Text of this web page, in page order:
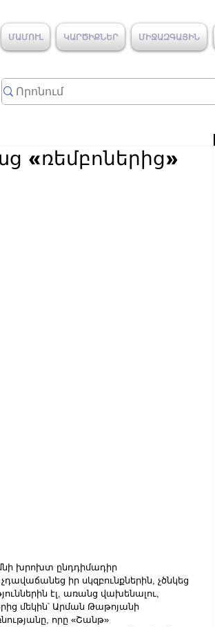
ՄԱՄՈՒԼ ԿԱՐԾԻՔՆԵՐ ՄԻՋԱԶԳԱՅԻՆ
«ռեմբոներից»
խրոխտ ընդդիմադիր
իր սկզբունքներին, չծնկեց
էլ, առանց վախենալու,
մեկին՝ Արման Թաթոյանի
որը «Շանթ»